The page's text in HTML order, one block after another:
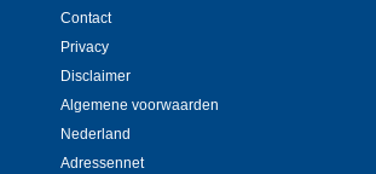
Contact
Privacy
Disclaimer
Algemene voorwaarden
Nederland
Adressennet